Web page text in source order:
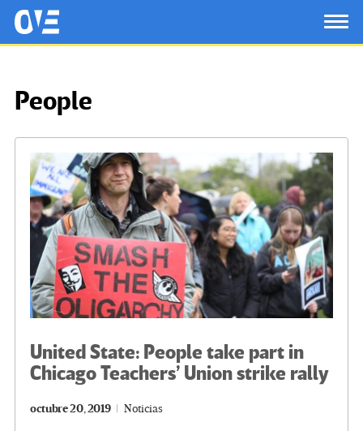
Saltar al contenido principal
OtrasVocesenEducacion.org
People
United State: People take part in
Chicago Teachers’ Union strike rally
octubre 20, 2019 Noticias